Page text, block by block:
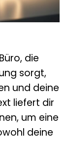
die
sorgt,
und deine
liefert dir
um eine
deine